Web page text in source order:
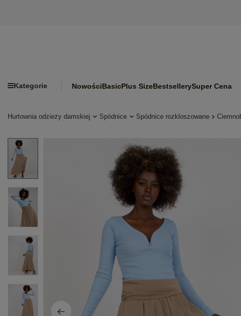
Kategorie NowościBasicPlus SizeBestsellerySuper Cena
Hurtownia odzieży damskiej Spódnice Spódnice rozkloszowane